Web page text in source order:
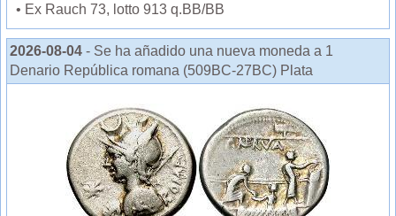
• Ex Rauch 73, lotto 913 q.BB/BB
2026-08-04 - Se ha añadido una nueva moneda a 1
Denario República romana (509BC-27BC) Plata